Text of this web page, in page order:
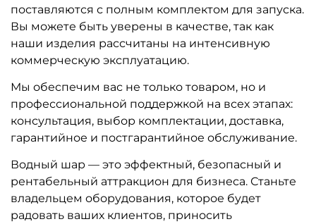
поставляются с полным комплектом для запуска.
Вы можете быть уверены в качестве, так как
наши изделия рассчитаны на интенсивную
коммерческую эксплуатацию.
Мы обеспечим вас не только товаром, но и
профессиональной поддержкой на всех этапах:
консультация, выбор комплектации, доставка,
гарантийное и постгарантийное обслуживание.
Водный шар — это эффектный, безопасный и
рентабельный аттракцион для бизнеса. Станьте
владельцем оборудования, которое будет
радовать ваших клиентов, приносить